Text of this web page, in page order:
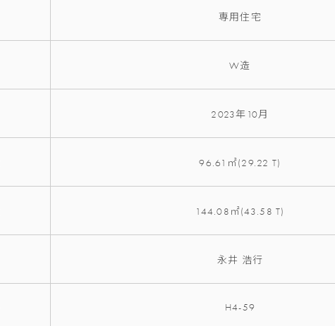
専用住宅
W造
2023年10月
96.61㎡(29.22 T)
144.08㎡(43.58 T)
永井 浩行
H4-59